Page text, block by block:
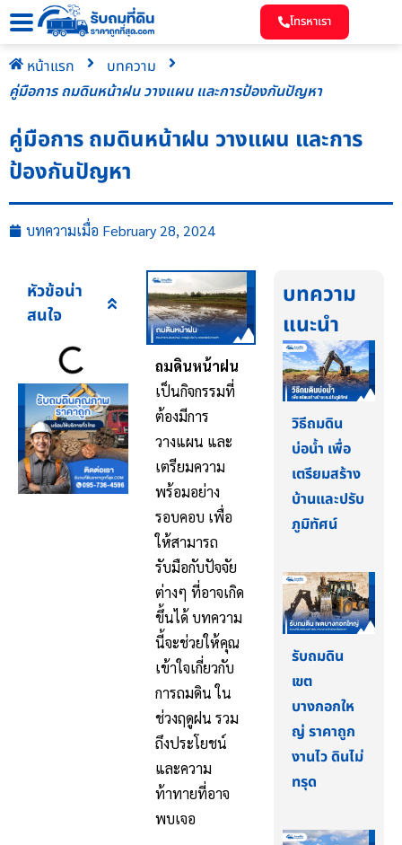
โทรหาเรา
หน้าแรก
บทความ
คู่มือการ ถมดินหน้าฝน วางแผน และการป้องกันปัญหา
คู่มือการ ถมดินหน้าฝน วางแผน และการ
ป้องกันปัญหา
บทความเมื่อ February 28, 2024
หัวข้อน่า
สนใจ
ถมดินหน้าฝน
เป็นกิจกรรมที่
ต้องมีการ
วางแผน และ
เตรียมความ
พร้อมอย่าง
รอบคอบ เพื่อ
ให้สามารถ
รับมือกับปัจจัย
ต่างๆ ที่อาจเกิด
ขึ้นได้ บทความ
นี้จะช่วยให้คุณ
เข้าใจเกี่ยวกับ
การถมดิน ใน
ช่วงฤดูฝน รวม
ถึงประโยชน์
และความ
ท้าทายที่อาจ
พบเจอ
บทความ
แนะนำ
วิธีถมดิน
บ่อน้ำ เพื่อ
เตรียมสร้าง
บ้านและปรับ
ภูมิทัศน์
รับถมดิน
เขต
บางกอกให
ญ่ ราคาถูก
งานไว ดินไม่
ทรุด